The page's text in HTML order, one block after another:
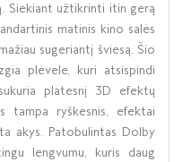
Siekiant užtikrinti itin gerą
matinis kino salės
sugeriantį šviesą. Šio
plėvele, kuri atsispindi
platesnį 3D efektų
tampa ryškesnis, efektai
akys. Patobulintas Dolby
lengvumu, kuris daug